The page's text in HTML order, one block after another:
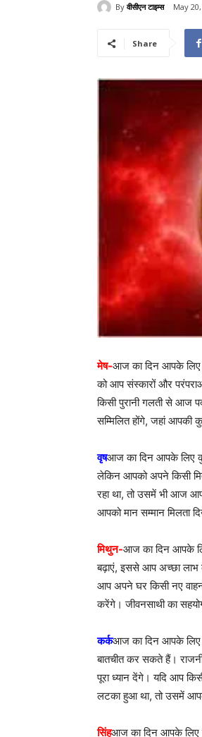
By वीसीएन टाइम्स May
Share
मेष-आज का दिन आपके लिए
को आप संस्कारों और
किसी पुरानी गलती से आज
सम्मिलित होंगे, जहां आपकी
वृषआज का दिन आपके लिए
लेकिन आपको अपने किसी
रहा था, तो उसमें भी आज
आपको मान सम्मान मिलता
मिथुन-आज का दिन आपके
बढ़ाएं, इससे आप अच्छा लाभ
आप अपने घर किसी नए
करेंगे। जीवनसाथी का
कर्कआज का दिन आपके लिए
बातचीत कर सकते हैं।
पूरा ध्यान देंगे। यदि आप
लटका हुआ था, तो उसमें
सिंहआज का दिन आपके लिए